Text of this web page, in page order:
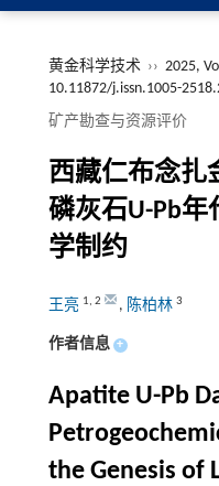
黄金科学技术 ›› 2025,
10.11872/j.issn.1005-
矿产勘查与资源评价
西藏仁布念扎
磷灰石U-Pb
学制约
王亮 1, 2 , 陈柏林 3
作者信息 +
Apatite U-Pb
the Genesis of